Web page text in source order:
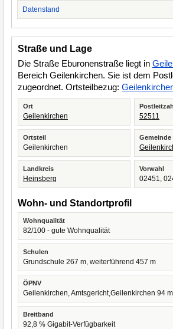
Datenstand
Straße und Lage
Die Straße Eburonenstraße liegt in
Bereich Geilenkirchen. Sie ist dem
zugeordnet. Ortsteilbezug:
Ort
Geilenkirchen 52511
Ortsteil
Geilenkirchen
Gemeinde
Landkreis
Heinsberg
Vorwahl
02451,
Wohn- und Standortprofil
Wohnqualität
82/100 - gute Wohnqualität
Schulen
Grundschule 267 m, weiterführend 457 m
ÖPNV
Geilenkirchen, Amtsgericht,Geilenkirchen 94 m
Breitband
92,8 % Gigabit-Verfügbarkeit